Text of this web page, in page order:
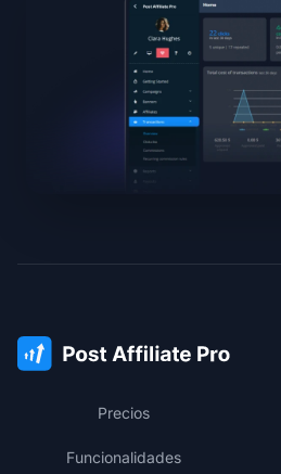
Precios
Funcionalidades